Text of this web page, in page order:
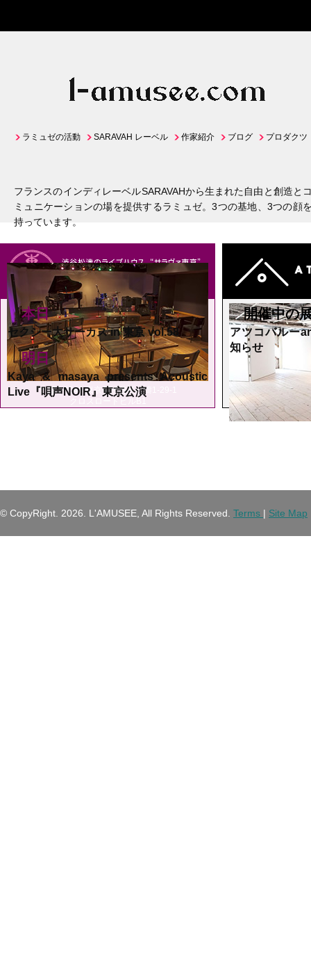
ラミュゼの活動 SARAVAH レーベル 作家紹介 ブログ プロダクツ
フランスのインディレーベルSARAVAHから生まれた自由と創造と
ミュニケーションの場を提供するラミュゼ。3つの基地、3つの顔
持っています。
〒150-0046 東京都渋谷区松濤1-29-1
本日
セクシー大サーカス in 東京 vol.58
明日
Kaya & masaya presents Acoustic
Live『唄声NOIR』東京公演
開催中の
アツコバルー
知らせ
© CopyRight. 2026. L'AMUSEE, All Rights Reserved. Terms | Site Map